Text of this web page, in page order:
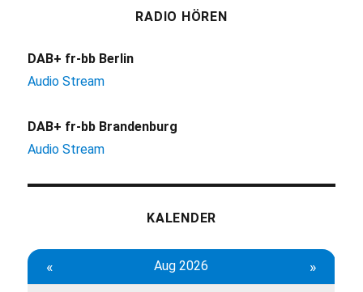
RADIO HÖREN
DAB+ fr-bb Berlin
Audio Stream
DAB+ fr-bb Brandenburg
Audio Stream
KALENDER
« Aug 2026 »